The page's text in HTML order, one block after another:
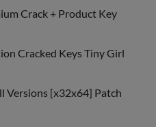
Crack + Product Key
Cracked Keys Tiny Girl
Versions [x32x64] Patch